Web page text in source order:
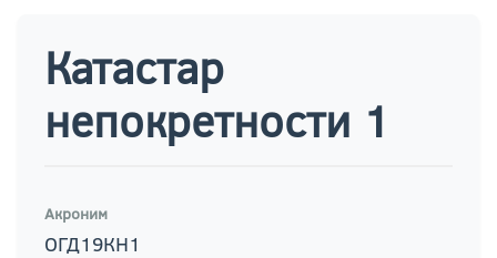
Катастар
непокретности 1
Акроним
ОГД19КН1